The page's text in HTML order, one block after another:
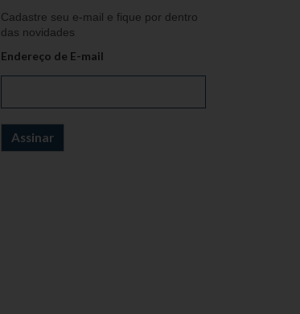
Cadastre seu e-mail e fique por dentro
das novidades
Endereço de E-mail